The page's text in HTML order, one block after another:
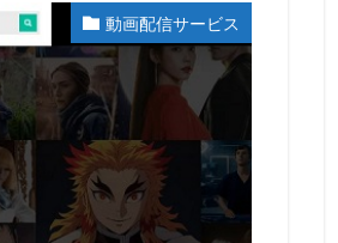
動画配信サービス